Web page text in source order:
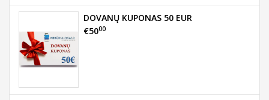
DOVANŲ KUPONAS 50 EUR
€5000